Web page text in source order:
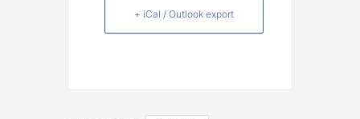
+ iCal / Outlook export